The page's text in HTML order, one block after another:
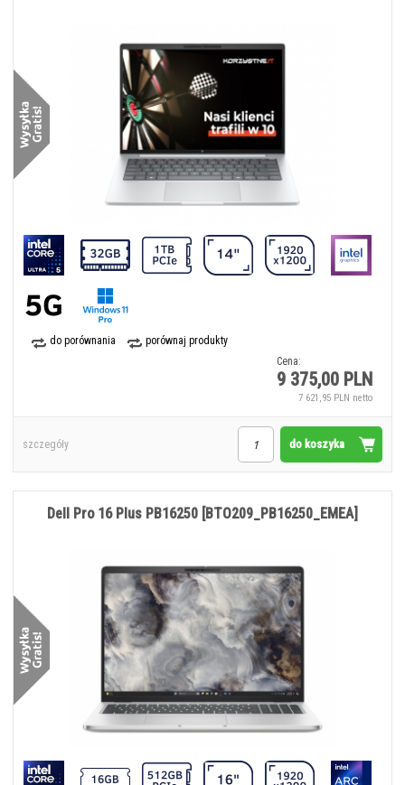
do porównania
porównaj produkty
Cena:
9 375,00 PLN
7 621,95 PLN netto
do koszyka
szczegóły
Dell Pro 16 Plus PB16250 [BTO209_PB16250_EMEA]